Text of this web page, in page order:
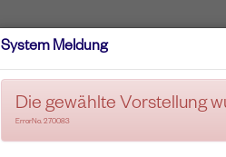
System Meldung
Die gewählte Vorstellung
ErrorNo. 270083